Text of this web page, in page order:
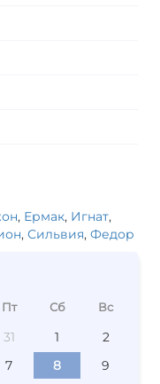
, Ермак, Игнат,
, Сильвия, Федор
Пт Сб Вс
31 1
2
7 8
9